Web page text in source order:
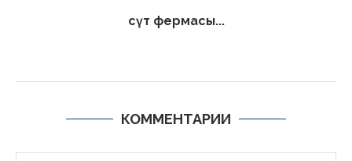
сүт фермасы...
КОММЕНТАРИИ